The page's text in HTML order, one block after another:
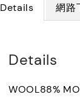
Details 網路
Details
WOOL88%